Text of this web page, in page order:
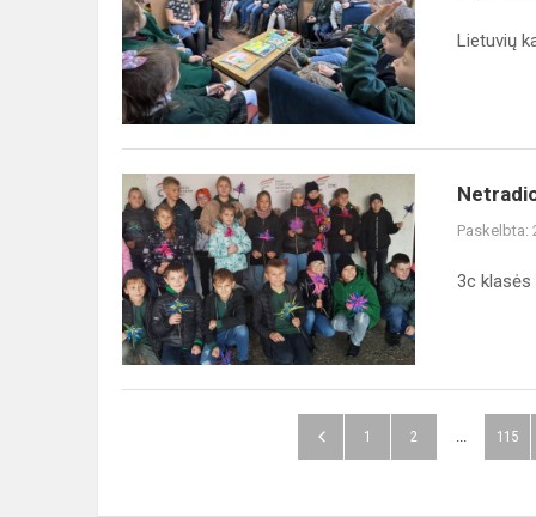
Lietuvių
Paskelbta:
3c klasės
1 2 ... 115